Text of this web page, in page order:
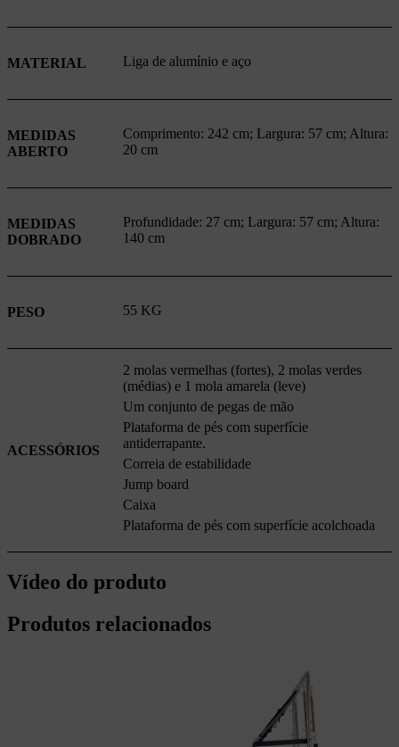
MATERIAL Liga de alumínio e aço
MEDIDAS
ABERTO
Comprimento: 242 cm; Largura: 57 cm; Altura:
20 cm
MEDIDAS
DOBRADO
Profundidade: 27 cm; Largura: 57 cm; Altura:
140 cm
PESO 55 KG
ACESSÓRIOS
2 molas vermelhas (fortes), 2 molas verdes
(médias) e 1 mola amarela (leve)
Um conjunto de pegas de mão
Plataforma de pés com superfície
antiderrapante.
Correia de estabilidade
Jump board
Caixa
Plataforma de pés com superfície acolchoada
Vídeo do produto
Produtos relacionados